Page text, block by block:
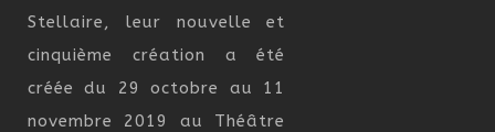
Stellaire, leur nouvelle et
cinquième création a été
créée du 29 octobre au 11
novembre 2019 au Théâtre